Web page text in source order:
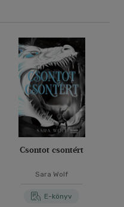
Csontot csontért
Sara Wolf
E-könyv